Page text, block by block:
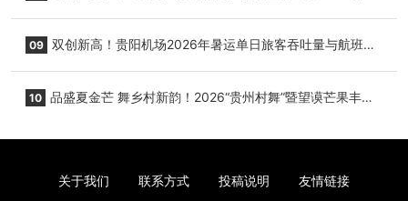
09 双创新高！贵阳机场2026年暑运单日旅客吞吐量与航班起
10 品盛夏金芒 舞乡村新韵！2026“贵州村舞”暨望谟芒果丰收
关于我们 联系方式 投稿说明 友情链接